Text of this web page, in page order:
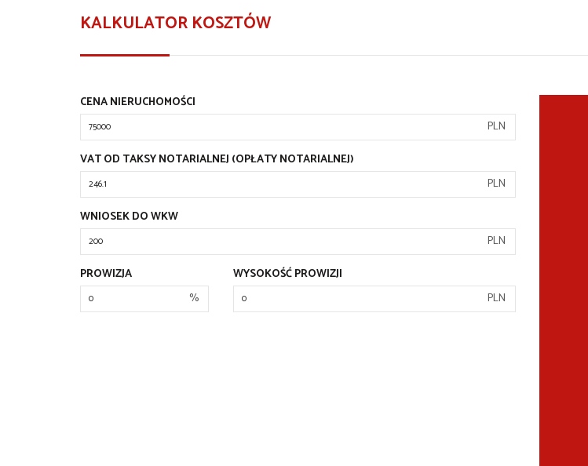
KALKULATOR KOSZTÓW
CENA NIERUCHOMOŚCI
PLN
VAT OD TAKSY NOTARIALNEJ (OPŁATY NOTARIALNEJ)
PLN
WNIOSEK DO WKW
PLN
PROWIZJA
%
WYSOKOŚĆ PROWIZJI
PLN